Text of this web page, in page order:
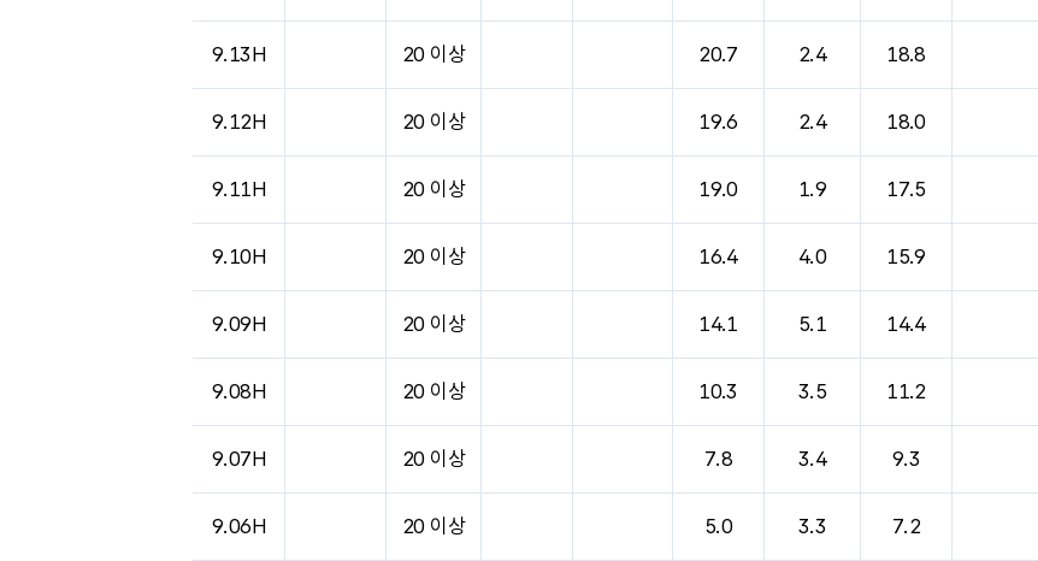
9.13H 20 이상 20.7 2.4 18.8
9.12H 20 이상 19.6 2.4 18.0
9.11H 20 이상 19.0 1.9 17.5
9.10H 20 이상 16.4 4.0 15.9
9.09H 20 이상 14.1 5.1 14.4
9.08H 20 이상 10.3 3.5 11.2
9.07H 20 이상 7.8 3.4 9.3
9.06H 20 이상 5.0 3.3 7.2